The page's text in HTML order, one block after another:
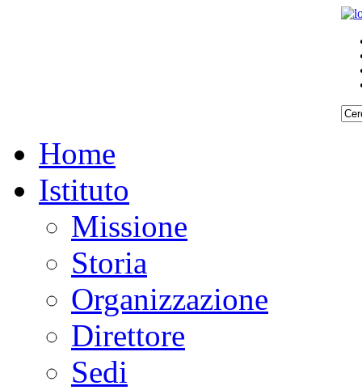
Home
Istituto
Missione
Storia
Organizzazione
Direttore
Sedi